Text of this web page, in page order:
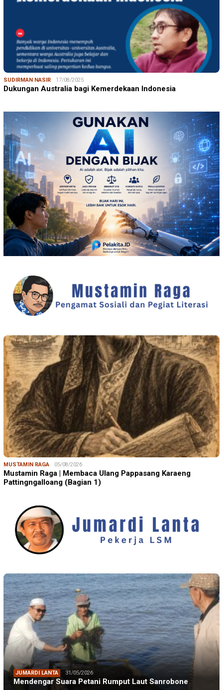
SUDIRMAN NASIR 17/08/2025
Dukungan Australia bagi Kemerdekaan Indonesia
MUSTAMIN RAGA 05/08/2026
Mustamin Raga | Membaca Ulang Pappasang Karaeng
Pattingngalloang (Bagian 1)
JUMARDI LANTA 31/05/2026
Mendengar Suara Petani Rumput Laut Sanrobone